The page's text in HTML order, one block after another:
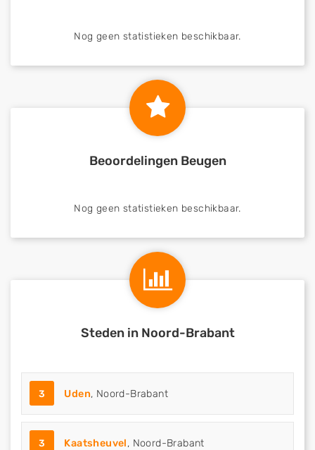
Nog geen statistieken beschikbaar.
Beoordelingen Beugen
Nog geen statistieken beschikbaar.
Steden in Noord-Brabant
3 Uden, Noord-Brabant
3 Kaatsheuvel, Noord-Brabant